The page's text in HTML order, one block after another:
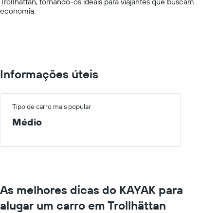
values.
Range:
economia.
Informações úteis
Tipo de carro mais popular
Médio
As melhores dicas do KAYAK para
alugar um carro em Trollhättan